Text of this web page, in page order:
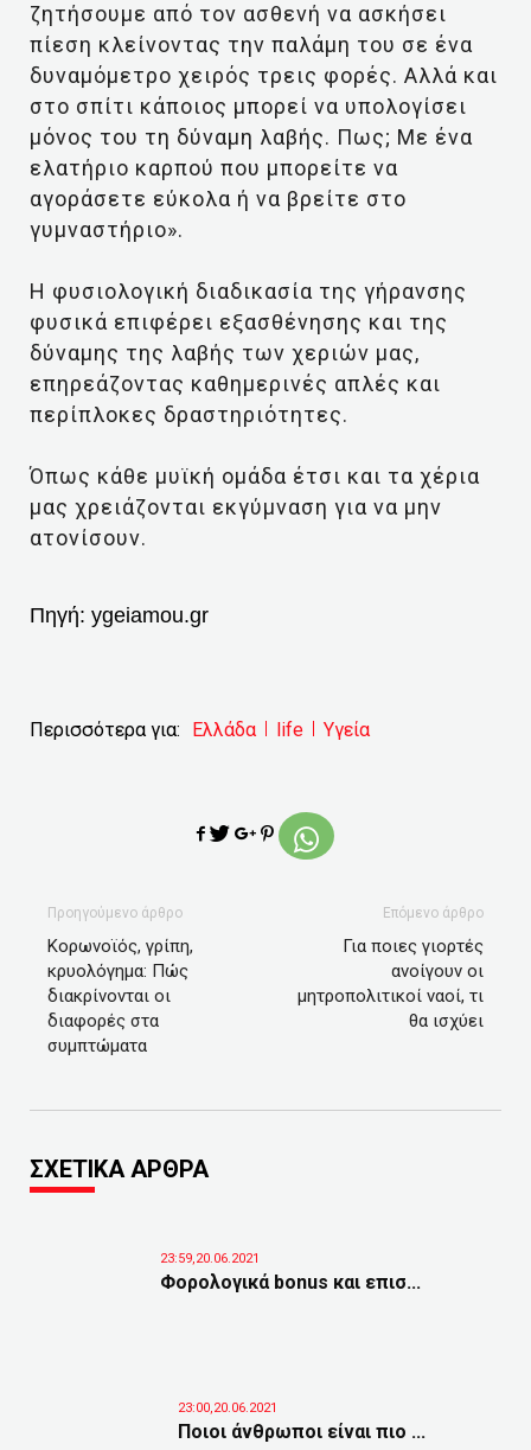
ζητήσουμε από τον ασθενή να ασκήσει
πίεση κλείνοντας την παλάμη του σε ένα
δυναμόμετρο χειρός τρεις φορές. Αλλά και
στο σπίτι κάποιος μπορεί να υπολογίσει
μόνος του τη δύναμη λαβής. Πως; Με ένα
ελατήριο καρπού που μπορείτε να
αγοράσετε εύκολα ή να βρείτε στο
γυμναστήριο».
Η φυσιολογική διαδικασία της γήρανσης
φυσικά επιφέρει εξασθένησης και της
δύναμης της λαβής των χεριών μας,
επηρεάζοντας καθημερινές απλές και
περίπλοκες δραστηριότητες.
Όπως κάθε μυϊκή ομάδα έτσι και τα χέρια
μας χρειάζονται εκγύμναση για να μην
ατονίσουν.
Πηγή: ygeiamou.gr
Περισσότερα για: Ελλάδα life Υγεία
Προηγούμενο άρθρο
Κορωνοϊός, γρίπη,
κρυολόγημα: Πώς
διακρίνονται οι
διαφορές στα
συμπτώματα
Επόμενο άρθρο
Για ποιες γιορτές
ανοίγουν οι
μητροπολιτικοί ναοί, τι
θα ισχύει
ΣΧΕΤΙΚΑ ΑΡΘΡΑ
23:59,20.06.2021
Φορολογικά bonus και επισ...
23:00,20.06.2021
Ποιοι άνθρωποι είναι πιο ...